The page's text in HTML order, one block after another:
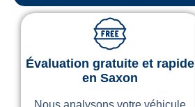
Évaluation gratuite et rapide
en Saxon